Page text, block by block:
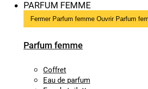
PARFUM FEMME
Fermer Parfum femme Ouvrir Parfum
Parfum femme
Coffret
Eau de parfum